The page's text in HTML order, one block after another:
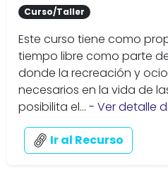
Curso/Taller
Este curso tiene como
tiempo libre como parte
donde la recreación y
necesarios en la vida de
posibilita el... - Ver detalle
Ir al Recurso